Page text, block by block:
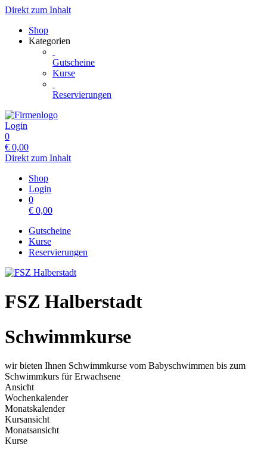
Direkt zum Inhalt
Shop
Kategorien
Gutscheine
Kurse
Reservierungen
Login
0
€ 0,00
Direkt zum Inhalt
Shop
Login
0
€ 0,00
Gutscheine
Kurse
Reservierungen
FSZ Halberstadt
Schwimmkurse
wir bieten Ihnen Schwimmkurse vom Babyschwimmen bis zum
Schwimmkurs für Erwachsene
Ansicht
Wochenkalender
Monatskalender
Kursansicht
Monatsansicht
Kurse